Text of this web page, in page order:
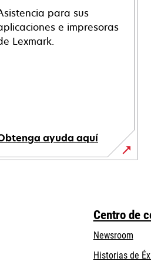
para sus
e impresoras
Lexmark.
ayuda aquí
Centro de
Newsroom
Historias de